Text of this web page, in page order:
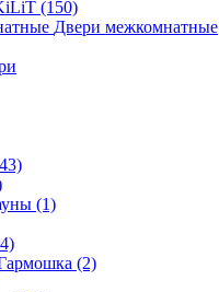
(150)
Двери межкомнатные
(1)
(2)